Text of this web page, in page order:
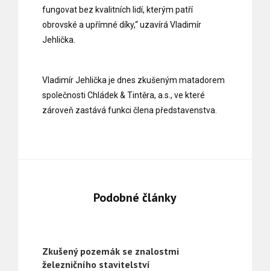
fungovat bez kvalitních lidí, kterým patří
obrovské a upřímné díky,“ uzavírá Vladimír
Jehlička.
Vladimír Jehlička je dnes zkušeným matadorem
společnosti Chládek & Tintěra, a.s., ve které
zároveň zastává funkci člena představenstva.
Podobné články
Zkušený pozemák se znalostmi
železničního stavitelství